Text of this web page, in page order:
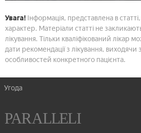
Увага! Інформація, представлена в
характер. Матеріали статті не
лікування. Тільки кваліфікований лікар
дати рекомендації з лікування, виходячи
особливостей конкретного пацієнта.
Угода